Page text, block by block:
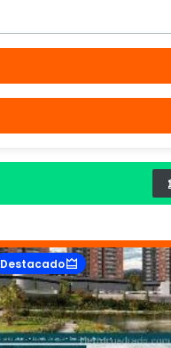
Destacado